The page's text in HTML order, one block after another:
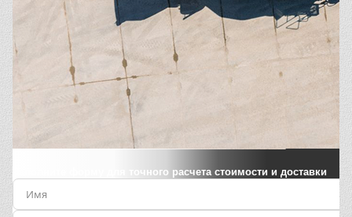
Заполните форму для точного расчета стоимости и доставки